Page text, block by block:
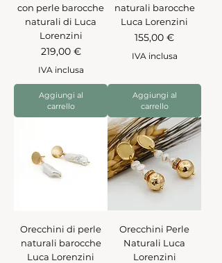
con perle barocche
naturali di Luca
Lorenzini
Prezzo
219,00 €
IVA inclusa
Aggiungi al
carrello
naturali barocche
Luca Lorenzini
Prezzo
155,00 €
IVA inclusa
Aggiungi al
carrello
Orecchini di perle
naturali barocche
Luca Lorenzini
Orecchini Perle
Naturali Luca
Lorenzini